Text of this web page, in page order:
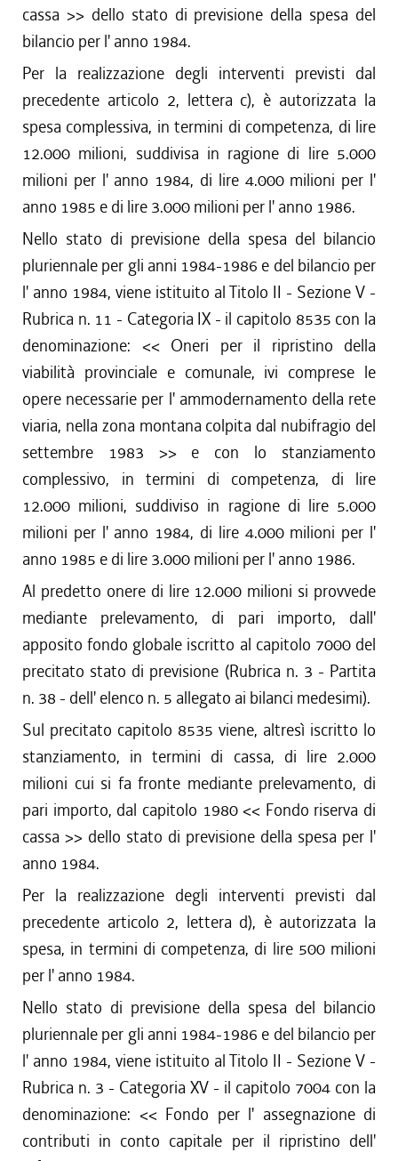
cassa >> dello stato di previsione della spesa del
bilancio per l' anno 1984.
Per la realizzazione degli interventi previsti dal
precedente articolo 2, lettera c), è autorizzata la
spesa complessiva, in termini di competenza, di lire
12.000 milioni, suddivisa in ragione di lire 5.000
milioni per l' anno 1984, di lire 4.000 milioni per l'
anno 1985 e di lire 3.000 milioni per l' anno 1986.
Nello stato di previsione della spesa del bilancio
pluriennale per gli anni 1984-1986 e del bilancio per
l' anno 1984, viene istituito al Titolo II - Sezione V -
Rubrica n. 11 - Categoria IX - il capitolo 8535 con la
denominazione: << Oneri per il ripristino della
viabilità provinciale e comunale, ivi comprese le
opere necessarie per l' ammodernamento della rete
viaria, nella zona montana colpita dal nubifragio del
settembre 1983 >> e con lo stanziamento
complessivo, in termini di competenza, di lire
12.000 milioni, suddiviso in ragione di lire 5.000
milioni per l' anno 1984, di lire 4.000 milioni per l'
anno 1985 e di lire 3.000 milioni per l' anno 1986.
Al predetto onere di lire 12.000 milioni si provvede
mediante prelevamento, di pari importo, dall'
apposito fondo globale iscritto al capitolo 7000 del
precitato stato di previsione (Rubrica n. 3 - Partita
n. 38 - dell' elenco n. 5 allegato ai bilanci medesimi).
Sul precitato capitolo 8535 viene, altresì iscritto lo
stanziamento, in termini di cassa, di lire 2.000
milioni cui si fa fronte mediante prelevamento, di
pari importo, dal capitolo 1980 << Fondo riserva di
cassa >> dello stato di previsione della spesa per l'
anno 1984.
Per la realizzazione degli interventi previsti dal
precedente articolo 2, lettera d), è autorizzata la
spesa, in termini di competenza, di lire 500 milioni
per l' anno 1984.
Nello stato di previsione della spesa del bilancio
pluriennale per gli anni 1984-1986 e del bilancio per
l' anno 1984, viene istituito al Titolo II - Sezione V -
Rubrica n. 3 - Categoria XV - il capitolo 7004 con la
denominazione: << Fondo per l' assegnazione di
contributi in conto capitale per il ripristino dell'